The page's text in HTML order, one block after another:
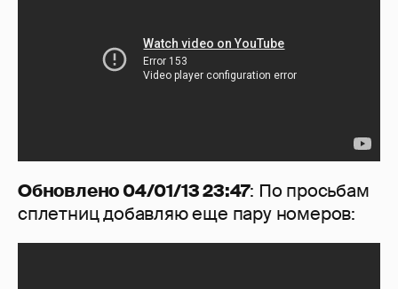
Обновлено 04/01/13 23:47: По просьбам
сплетниц добавляю еще пару номеров: